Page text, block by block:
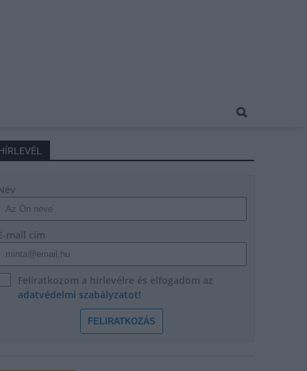
mail cím
Feliratkozom a hírlevélre és elfogadom az
adatvédelmi szabályzatot!
FELIRATKOZÁS